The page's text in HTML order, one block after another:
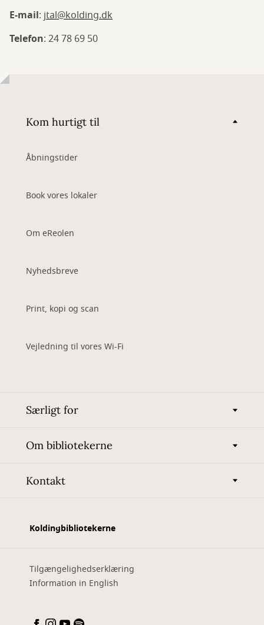
E-mail: jtal@kolding.dk
Telefon: 24 78 69 50
Kom hurtigt til
Åbningstider
Book vores lokaler
Om eReolen
Nyhedsbreve
Print, kopi og scan
Vejledning til vores Wi-Fi
Særligt for
Om bibliotekerne
Kontakt
Koldingbibliotekerne
Tilgængelighedserklæring
Information in English